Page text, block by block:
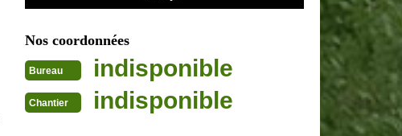
Nos coordonnées
Bureau indisponible
Chantier indisponible